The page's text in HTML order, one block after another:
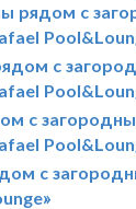
рядом с
с
с
с